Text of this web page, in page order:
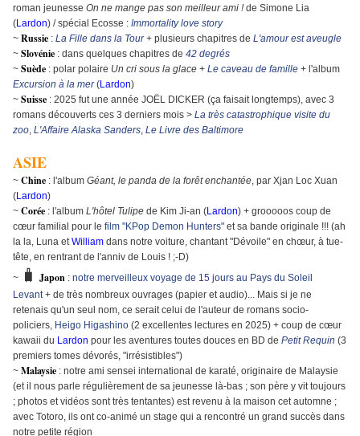
roman jeunesse On ne mange pas son meilleur ami !de Simone Lia
(Lardon) / spécial Ecosse : Immortality love story
~ Russie : La Fille dans la Tour+ plusieurs chapitres de L'amour est aveugle
~ Slovénie : dans quelques chapitres de 42 degrés
~ Suède : polar polaire Un cri sous la glace + Le caveau de famille + l'album
Excursion à la mer (Lardon)
~ Suisse : 2025 fut une année JOËL DICKER (ça faisait longtemps), avec 3
romans découverts ces 3 derniers mois > La très catastrophique visite du
zoo, L'Affaire Alaska Sanders, Le Livre des Baltimore
ASIE
~ Chine : l'album Géant, le panda de la forêt enchantée, par Xjan Loc Xuan
(Lardon)
~ Corée : l'album L'hôtel Tulipe de Kim Ji-an (Lardon) + grooooos coup de
cœur familial pour le film "KPop Demon Hunters" et sa bande originale !!! (ah
la la, Luna etWilliam dans notre voiture, chantant "Dévoile" en chœur, à tue-
tête, en rentrant de l'anniv de Louis ! ;-D)
~ 🧳 Japon : notre merveilleux voyage de 15 jours au Pays du Soleil
Levant+ de très nombreux ouvrages (papier et audio)... Mais si je ne
retenais qu'un seul nom, ce serait celui de l'auteur de romans socio-
policiers, Heigo Higashino (2 excellentes lectures en 2025) + coup de cœur
kawaii du Lardon pour les aventures toutes douces en BD de Petit Requin (3
premiers tomes dévorés, "irrésistibles")
~ Malaysie : notre ami sensei international de karaté, originaire de Malaysie
(et il nous parle régulièrement de sa jeunesse là-bas ; son père y vit toujours
; photos et vidéos sont très tentantes) est revenu à la maison cet automne ;
avec Totoro, ils ont co-animé un stage qui a rencontré un grand succès dans
notre petite région